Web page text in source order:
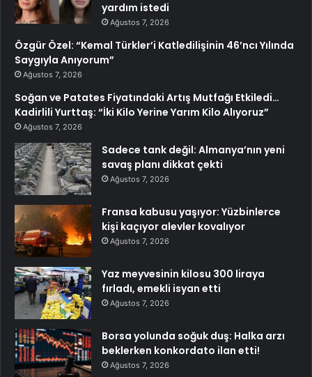
yardım istedi
Ağustos 7, 2026
Özgür Özel: “Kemal Türkler’i Katledilişinin 46’ncı Yılında
Saygıyla Anıyorum”
Ağustos 7, 2026
Soğan ve Patates Fiyatındaki Artış Mutfağı Etkiledi…
Kadirlili Yurttaş: “İki Kilo Yerine Yarım Kilo Alıyoruz”
Ağustos 7, 2026
Sadece tank değil: Almanya’nın yeni
savaş planı dikkat çekti
Ağustos 7, 2026
Fransa kabusu yaşıyor: Yüzbinlerce
kişi kaçıyor alevler kovalıyor
Ağustos 7, 2026
Yaz meyvesinin kilosu 300 liraya
fırladı, emekli isyan etti
Ağustos 7, 2026
Borsa yolunda soğuk duş: Halka arzı
beklerken konkordato ilan etti!
Ağustos 7, 2026